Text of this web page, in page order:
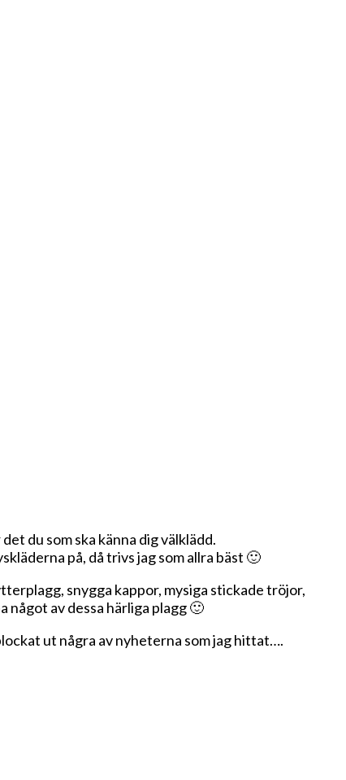
du som ska känna dig välklädd.
på, då trivs jag som allra bäst 🙂
snygga kappor, mysiga stickade tröjor,
något av dessa härliga plagg 🙂
ut några av nyheterna som jag hittat….